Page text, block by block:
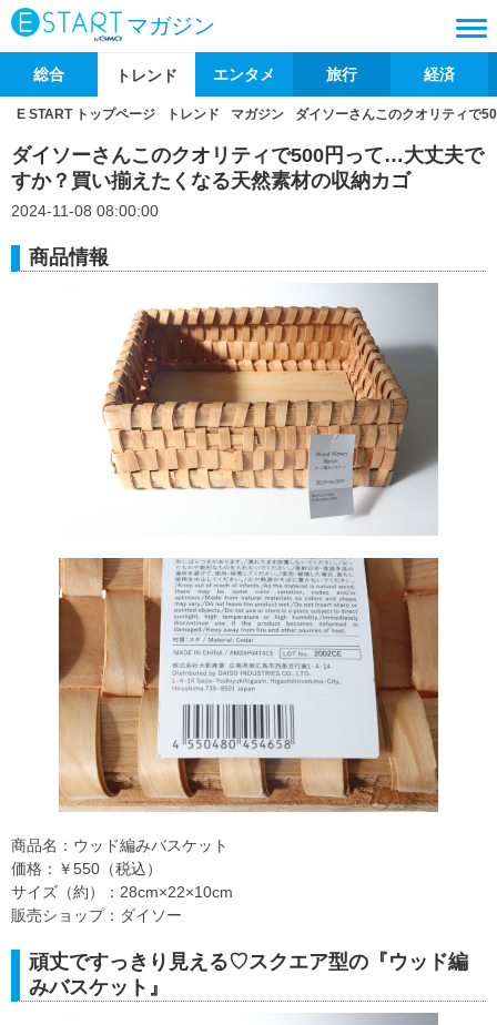
マガジン
総合 トレンド エンタメ 旅行 経済
E START トップページ トレンド マガジン ダイソーさんこのクオリティで
ダイソーさんこのクオリティで500円って…大丈夫で
すか？買い揃えたくなる天然素材の収納カゴ
2024-11-08 08:00:00
商品情報
商品名：ウッド編みバスケット
価格：￥550（税込）
サイズ（約）：28cm×22×10cm
販売ショップ：ダイソー
頑丈ですっきり見える♡スクエア型の『ウッド編
みバスケット』